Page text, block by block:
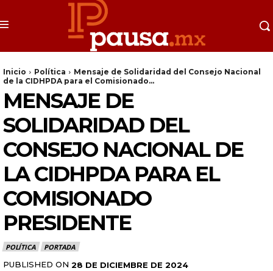
Inicio Política
Mensaje de Solidaridad del Consejo Nacional
de la CIDHPDA para el Comisionado...
MENSAJE DE
SOLIDARIDAD DEL
CONSEJO NACIONAL DE
LA CIDHPDA PARA EL
COMISIONADO
PRESIDENTE
POLÍTICA PORTADA
PUBLISHED ON 28 DE DICIEMBRE DE 2024